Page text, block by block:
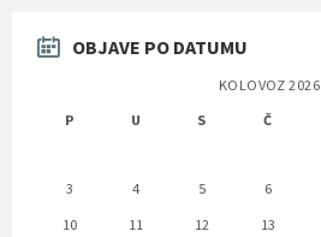
OBJAVE PO DATUMU
KOLOVOZ 2026
P
U S Č
3
4 5 6
10
11 12 13